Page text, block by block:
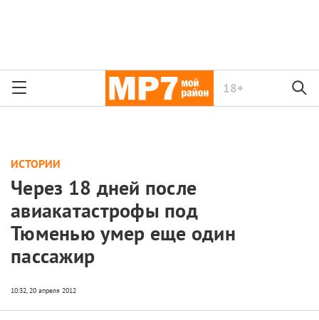
18+
ИСТОРИИ
Через 18 дней после
авиакатастрофы под
Тюменью умер еще один
пассажир